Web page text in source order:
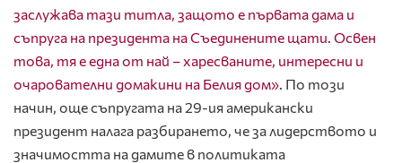
заслужава тази титла, защото е първата дама и
съпруга на президента на Съединените щати. Освен
това, тя е една от най – харесваните, интересни и
очарователни домакини на Белия дом» . По този
начин, още съпругата на 29-ия американски
президент налага разбирането, че за лидерството и
значимостта на дамите в политиката